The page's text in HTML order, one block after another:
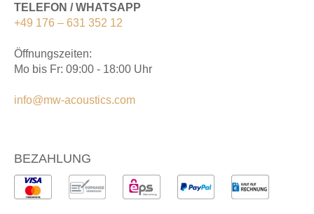
TELEFON / WHATSAPP
+49 176 – 631 352 12
Öffnungszeiten:
Mo bis Fr: 09:00 - 18:00 Uhr
info@mw-acoustics.com
BEZAHLUNG